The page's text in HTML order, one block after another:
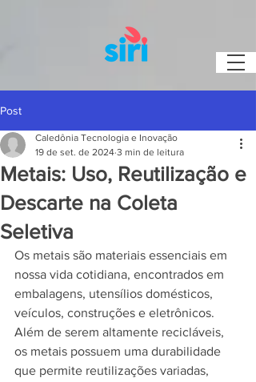
Post
Metais: Uso, Reutilização e
Descarte na Coleta
Seletiva
Caledônia Tecnologia e Inovação
19 de set. de 2024 3 min de leitura
Os metais são materiais essenciais em
nossa vida cotidiana, encontrados em
embalagens, utensílios domésticos,
veículos, construções e eletrônicos.
Além de serem altamente recicláveis,
os metais possuem uma durabilidade
que permite reutilizações variadas,